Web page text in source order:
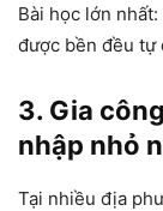
Bài học lớn
được bền đều tự
3. Gia
nhập nhỏ
Tại nhiều địa